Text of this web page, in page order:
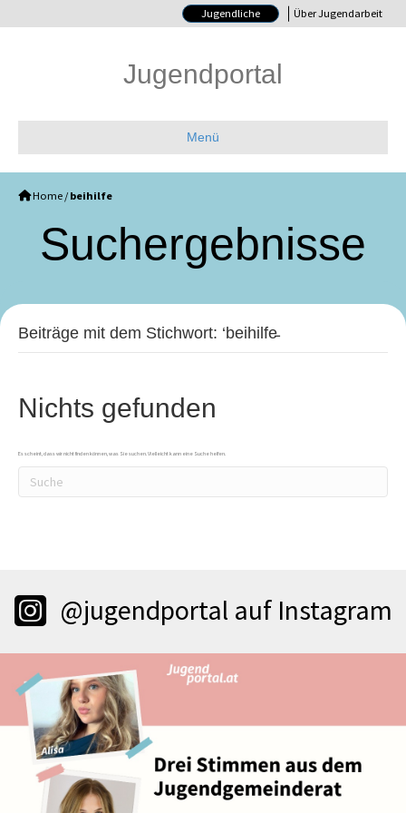
Jugendliche Über Jugendarbeit
Jugendportal
Menü
Home / beihilfe
Such­ergebnisse
Beiträge mit dem Stichwort: ‘beihilfe̵
Nichts gefunden
Es scheint, dass wir nicht finden können, was Sie suchen. Vielleicht kann eine Suche helfen.
@jugendportal auf Instagram